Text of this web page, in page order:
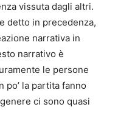
vissuta dagli altri.
detto in precedenza,
narrativa in
narrativo è
le persone
la partita fanno
ci sono quasi